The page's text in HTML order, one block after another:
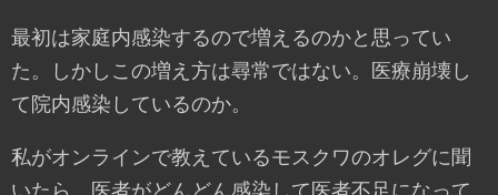
最初は家庭内感染するので増えるのかと思ってい
た。しかしこの増え方は尋常ではない。医療崩壊し
て院内感染しているのか。
私がオンラインで教えているモスクワのオレグに聞
いたら、医者がどんどん感染して医者不足になって